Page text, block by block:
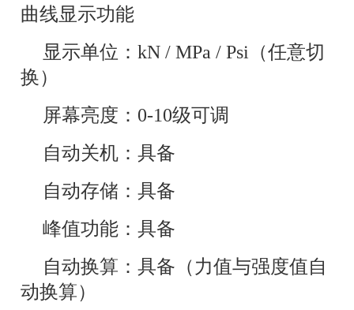
曲线显示功能
显示单位：kN / MPa / Psi（任意切
换）
屏幕亮度：0-10级可调
自动关机：具备
自动存储：具备
峰值功能：具备
自动换算：具备（力值与强度值自
动换算）